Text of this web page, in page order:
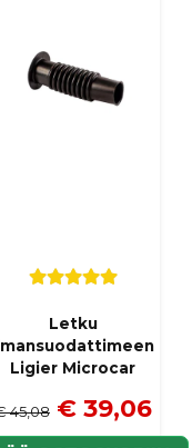
Letku
Ligier Microcar
45,08 € 39,06